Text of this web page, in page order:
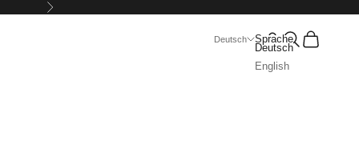
Vor
Deutsch Sprache
Deutsch
English
SuchenWarenkorb